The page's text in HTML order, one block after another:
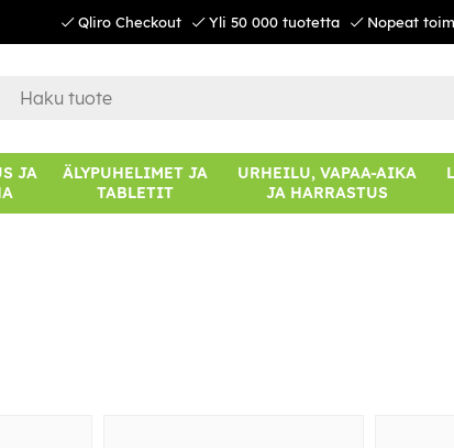
Qliro Checkout Yli 50 000 tuotetta Nopeat
JA
ÄLYPUHELIMET JA
TABLETIT
URHEILU, VAPAA-AIKA
JA HARRASTUS